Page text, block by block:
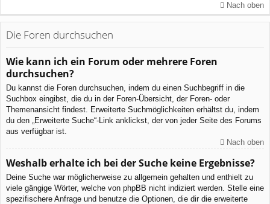
Nach oben
Die Foren durchsuchen
Wie kann ich ein Forum oder mehrere Foren
durchsuchen?
Du kannst die Foren durchsuchen, indem du einen Suchbegriff in die
Suchbox eingibst, die du in der Foren-Übersicht, der Foren- oder
Themenansicht findest. Erweiterte Suchmöglichkeiten erhältst du, indem
du den „Erweiterte Suche“-Link anklickst, der von jeder Seite des Forums
aus verfügbar ist.
Nach oben
Weshalb erhalte ich bei der Suche keine Ergebnisse?
Deine Suche war möglicherweise zu allgemein gehalten und enthielt zu
viele gängige Wörter, welche von phpBB nicht indiziert werden. Stelle eine
spezifischere Anfrage und benutze die Optionen, die dir die erweiterte